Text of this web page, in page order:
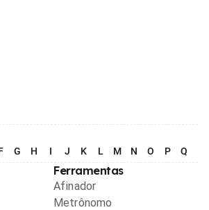
G H I J K L M N O P Q
Ferramentas
Afinador
Metrônomo